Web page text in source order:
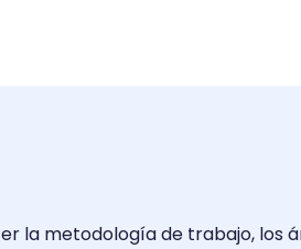
la metodología de trabajo, los